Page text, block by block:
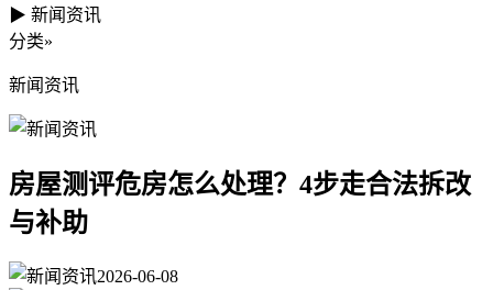
房屋测评危房怎么处理？4步
▶ 新闻资讯
分类»
新闻资讯
房屋测评危房怎么处理？4步走合法拆改
与补助
2026-06-08